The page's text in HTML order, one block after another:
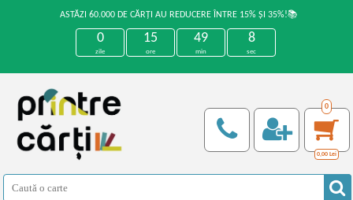
ASTĂZI 60.000 DE CĂRȚI AU REDUCERE ÎNTRE 15% ȘI 35%!📚
0
zile
15
ore
49
min
8
sec
0
0,00 Lei